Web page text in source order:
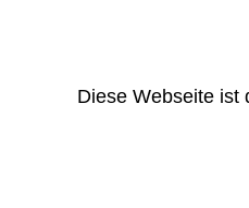
Diese Webseite ist